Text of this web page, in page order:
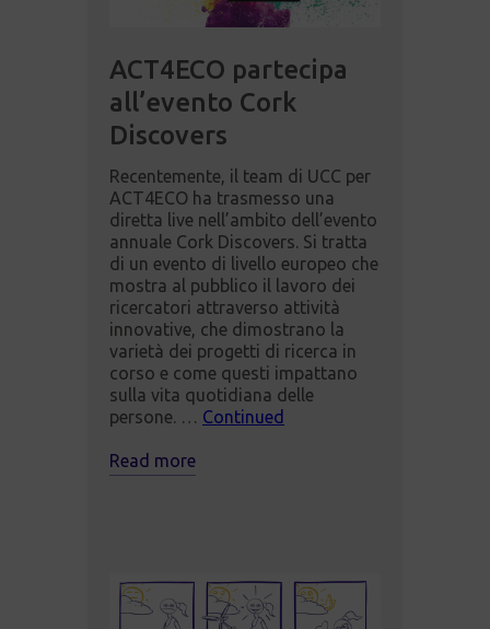
ACT4ECO partecipa
all’evento Cork
Discovers
Recentemente, il team di UCC per
ACT4ECO ha trasmesso una
diretta live nell’ambito dell’evento
annuale Cork Discovers. Si tratta
di un evento di livello europeo che
mostra al pubblico il lavoro dei
ricercatori attraverso attività
innovative, che dimostrano la
varietà dei progetti di ricerca in
corso e come questi impattano
sulla vita quotidiana delle
persone. … Continued
Read more